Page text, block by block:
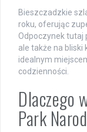
Bieszczadzkie
roku, oferując
Odpoczynek tutaj
ale także na bliski
idealnym
codzienności.
Dlaczego
Park